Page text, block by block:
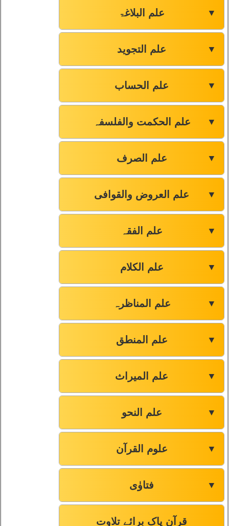
علم البلاغۃ ▼
علم التجوید ▼
علم الحساب ▼
علم الحکمت والفلسفہ ▼
علم الصرف ▼
علم العروض والقوافی ▼
علم الفقہ ▼
علم الکلام ▼
علم المناظرہ ▼
علم المنطق ▼
علم المیراث ▼
علم النحو ▼
علوم القرآن ▼
فتاوٰی ▼
قرآن پاک برائے تلاوت